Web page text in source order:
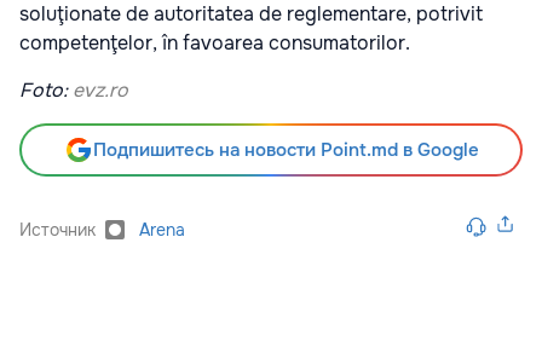
soluţionate de autoritatea de reglementare, potrivit
competenţelor, în favoarea consumatorilor.
Foto:evz.ro
Подпишитесь на новости Point.md в Google
Источник Arena